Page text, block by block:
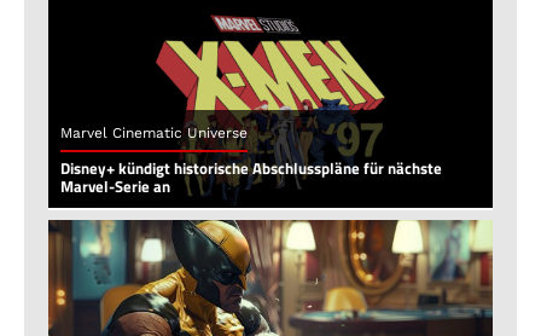
Marvel Cinematic Universe
Disney+ kündigt historische Abschlusspläne für nächste
Marvel-Serie an